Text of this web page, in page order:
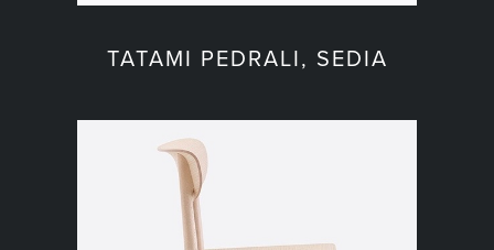
TATAMI PEDRALI, SEDIA